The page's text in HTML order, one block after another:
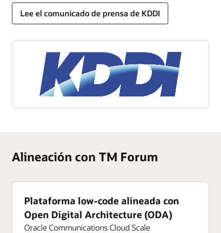
Lee el comunicado de prensa de KDDI
Alineación con TM Forum
Plataforma low-code alineada con
Open Digital Architecture (ODA)
Oracle Communications Cloud Scale